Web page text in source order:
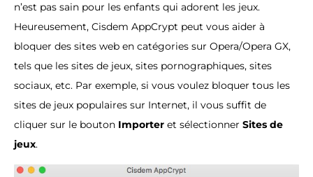
n’est pas sain pour les enfants qui adorent les jeux.
Heureusement, Cisdem AppCrypt peut vous aider à
bloquer des sites web en catégories sur Opera/Opera GX,
tels que les sites de jeux, sites pornographiques, sites
sociaux, etc. Par exemple, si vous voulez bloquer tous les
sites de jeux populaires sur Internet, il vous suffit de
cliquer sur le bouton Importer et sélectionner Sites de
jeux.